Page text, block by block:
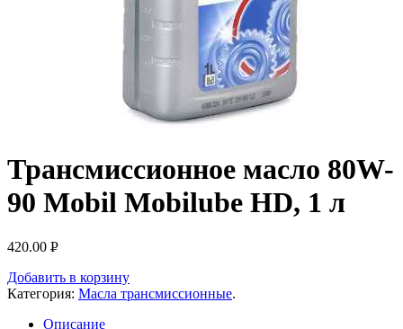
Трансмиссионное масло 80W-
90 Mobil Mobilube HD, 1 л
420.00 Р
Добавить в корзину
Категория: Масла трансмиссионные.
Описание